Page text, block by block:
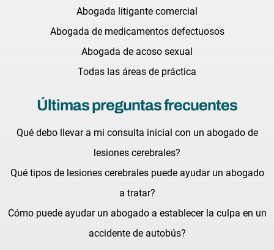
Abogada litigante comercial
Abogada de medicamentos defectuosos
Abogada de acoso sexual
Todas las áreas de práctica
Últimas preguntas frecuentes
Qué debo llevar a mi consulta inicial con un abogado de
lesiones cerebrales?
Qué tipos de lesiones cerebrales puede ayudar un abogado
a tratar?
Cómo puede ayudar un abogado a establecer la culpa en un
accidente de autobús?